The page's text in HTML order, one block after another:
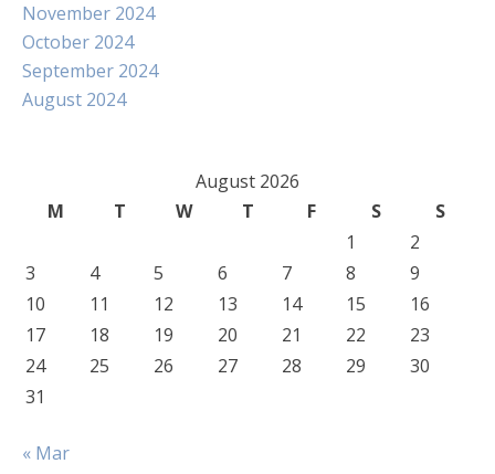
November 2024
October 2024
September 2024
August 2024
August 2026
M
T W T F S
S
1
2
3
4 5 6 7 8
9
10
11 12 13 14 15
16
17
18 19 20 21 22
23
24
25 26 27 28 29
30
31
« Mar